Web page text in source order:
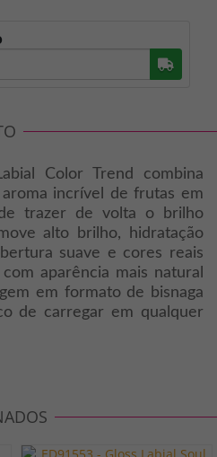
Color Trend combina
incrível de frutas em
trazer de volta o brilho
alto brilho, hidratação
suave e cores reais
aparência mais natural
em formato de bisnaga
de carregar em qualquer